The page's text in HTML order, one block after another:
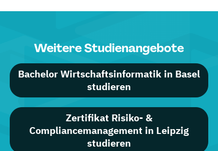
Weitere Studienangebote
Bachelor Wirtschaftsinformatik in Basel
studieren
Zertifikat Risiko- &
Compliancemanagement in Leipzig
studieren